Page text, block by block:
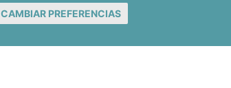
CAMBIAR PREFERENCIAS